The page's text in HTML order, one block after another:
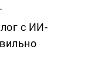
с ИИ-